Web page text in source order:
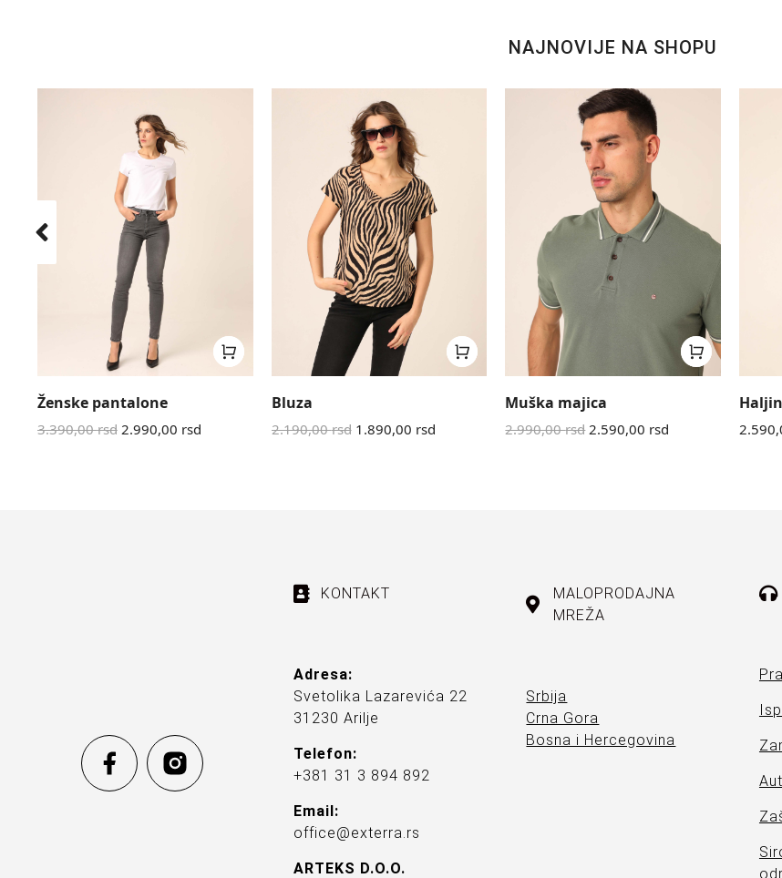
NAJNOVIJE NA SHOPU
Ženske pantalone
3.390,00rsd 2.990,00 rsd
Bluza
2.190,00rsd 1.890,00 rsd
Muška majica
2.990,00rsd 2.590,00 rsd
KONTAKT
Adresa:
Svetolika Lazarevića 22
31230 Arilje
Telefon:
+381 31 3 894 892
Email:
office@exterra.rs
ARTEKS D.O.O.
MALOPRODAJNA
MREŽA
Srbija
Crna Gora
Bosna i Hercegovina